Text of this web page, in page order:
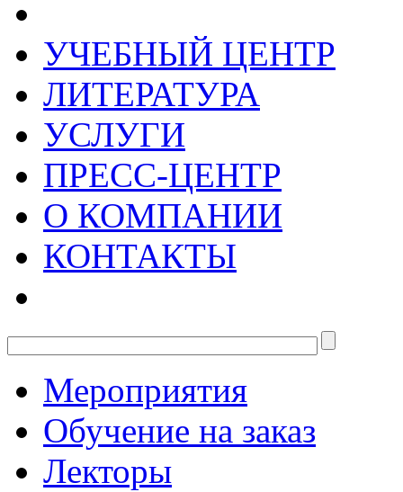
УЧЕБНЫЙ ЦЕНТР
ЛИТЕРАТУРА
УСЛУГИ
ПРЕСС-ЦЕНТР
О КОМПАНИИ
КОНТАКТЫ
Мероприятия
Обучение на заказ
Лекторы